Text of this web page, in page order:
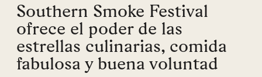
Southern Smoke Festival
ofrece el poder de las
estrellas culinarias, comida
fabulosa y buena voluntad